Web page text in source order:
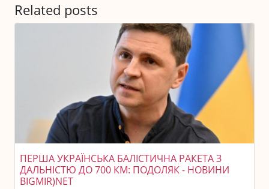
Related posts
ПЕРША УКРАЇНСЬКА БАЛІСТИЧНА РАКЕТА З
ДАЛЬНІСТЮ ДО 700 КМ: ПОДОЛЯК - НОВИНИ
BIGMIR)NET